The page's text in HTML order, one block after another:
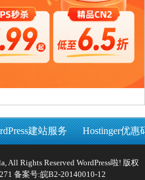
建站服务 Hostinger优惠
All Rights Reserved WordPress啦! 版权
备案号:皖B2-20140010-12